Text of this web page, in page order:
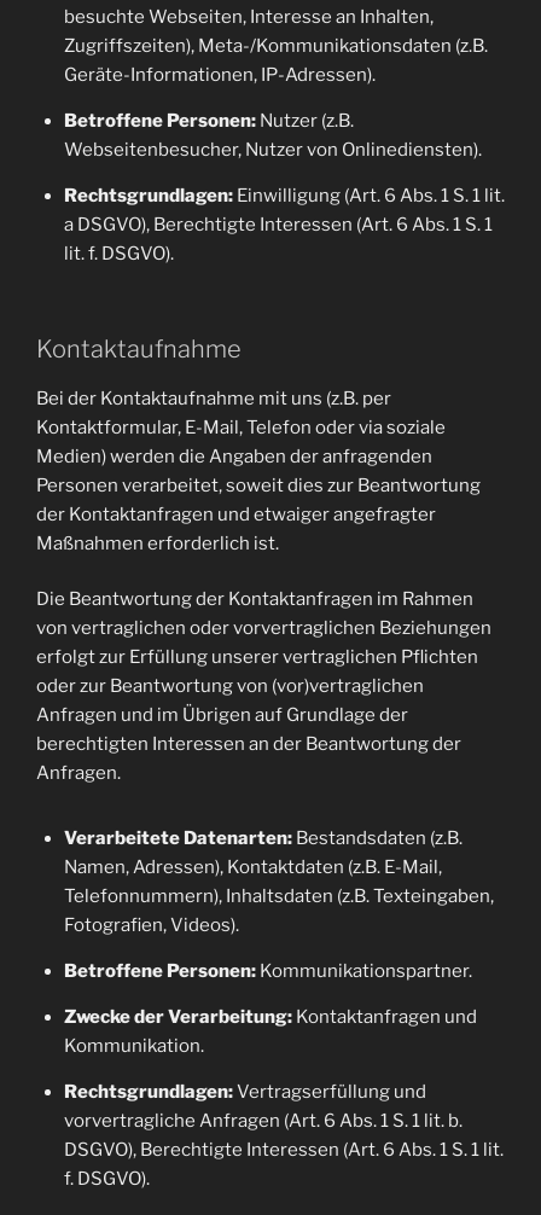
besuchte Webseiten, Interesse an Inhalten,
Zugriffszeiten), Meta-/Kommunikationsdaten (z.B.
Geräte-Informationen, IP-Adressen).
Betroffene Personen:Nutzer (z.B.
Webseitenbesucher, Nutzer von Onlinediensten).
Rechtsgrundlagen:Einwilligung (Art. 6 Abs. 1 S. 1 lit.
a DSGVO), Berechtigte Interessen (Art. 6 Abs. 1 S. 1
lit. f. DSGVO).
Kontaktaufnahme
Bei der Kontaktaufnahme mit uns (z.B. per
Kontaktformular, E-Mail, Telefon oder via soziale
Medien) werden die Angaben der anfragenden
Personen verarbeitet, soweit dies zur Beantwortung
der Kontaktanfragen und etwaiger angefragter
Maßnahmen erforderlich ist.
Die Beantwortung der Kontaktanfragen im Rahmen
von vertraglichen oder vorvertraglichen Beziehungen
erfolgt zur Erfüllung unserer vertraglichen Pflichten
oder zur Beantwortung von (vor)vertraglichen
Anfragen und im Übrigen auf Grundlage der
berechtigten Interessen an der Beantwortung der
Anfragen.
Verarbeitete Datenarten:Bestandsdaten (z.B.
Namen, Adressen), Kontaktdaten (z.B. E-Mail,
Telefonnummern), Inhaltsdaten (z.B. Texteingaben,
Fotografien, Videos).
Betroffene Personen:Kommunikationspartner.
Zwecke der Verarbeitung:Kontaktanfragen und
Kommunikation.
Rechtsgrundlagen:Vertragserfüllung und
vorvertragliche Anfragen (Art. 6 Abs. 1 S. 1 lit. b.
DSGVO), Berechtigte Interessen (Art. 6 Abs. 1 S. 1 lit.
f. DSGVO).